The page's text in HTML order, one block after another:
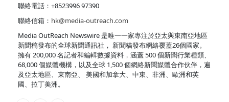
聯絡電話：+8523996 97390
聯絡信箱： hk@media-outreach.com
Media OutReach Newswire 是唯一一家專注於亞太與東南亞地區
新聞稿發布的全球新聞通訊社， 新聞稿發布網絡覆蓋26個國家。
擁有 200,000 名記者和編輯數據資料，涵蓋 500 個新聞行業種類、
68,000 個媒體機構，以及全球 1,500 個網絡新聞媒體合作伙伴，遍
及亞太地區、東南亞、 美國和加拿大、中東、非洲、歐洲和英
國、拉丁美洲。